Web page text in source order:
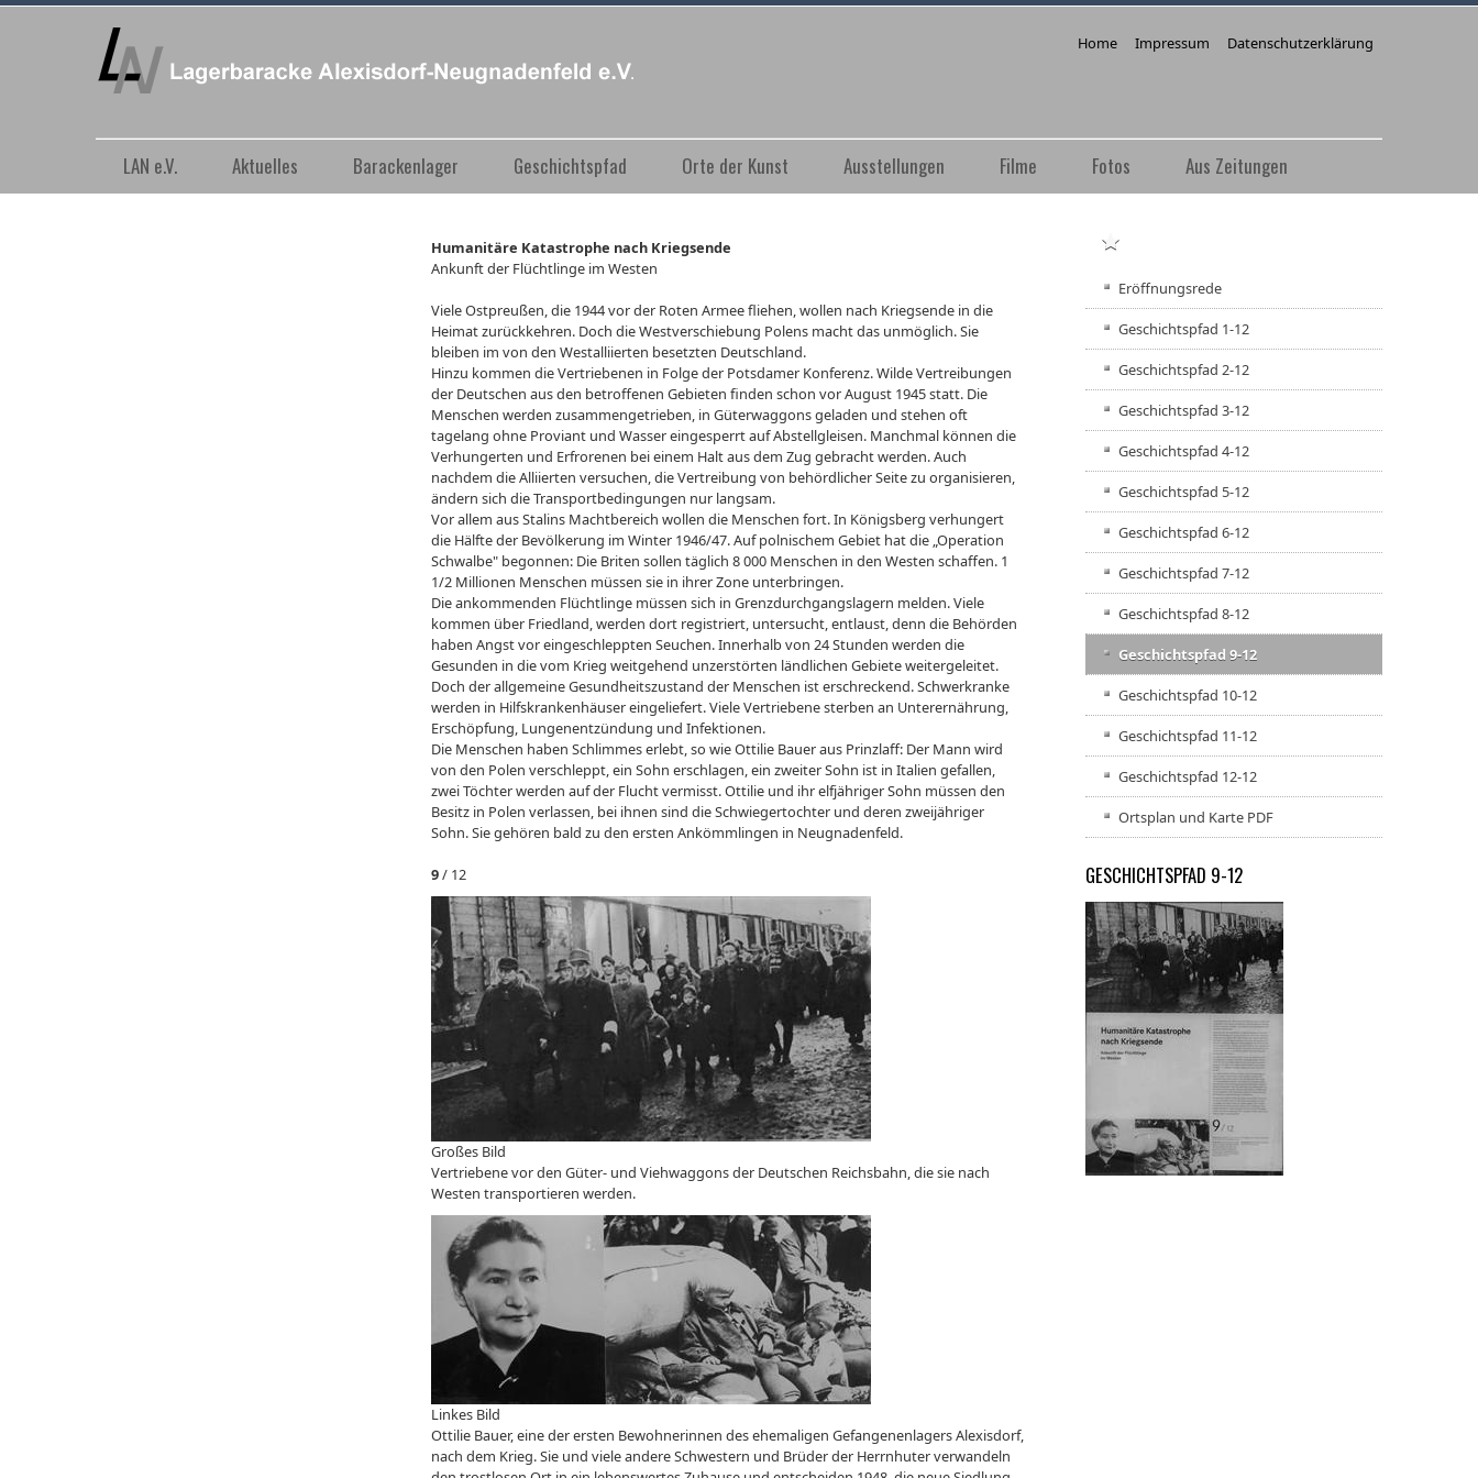
Home Impressum Datenschutzerklärung
LAN e.V. Aktuelles Barackenlager Geschichtspfad Orte der Kunst Ausstellungen Filme Fotos Aus Zeitungen
Humanitäre Katastrophe nach Kriegsende
Ankunft der Flüchtlinge im Westen
Viele Ostpreußen, die 1944 vor der Roten Armee fliehen, wollen nach Kriegsende in die
Heimat zurückkehren. Doch die Westverschiebung Polens macht das unmöglich. Sie
bleiben im von den Westalliierten besetzten Deutschland.
Hinzu kommen die Vertriebenen in Folge der Potsdamer Konferenz. Wilde Vertreibungen
der Deutschen aus den betroffenen Gebieten finden schon vor August 1945 statt. Die
Menschen werden zusammengetrieben, in Güterwaggons geladen und stehen oft
tagelang ohne Proviant und Wasser eingesperrt auf Abstellgleisen. Manchmal können die
Verhungerten und Erfrorenen bei einem Halt aus dem Zug gebracht werden. Auch
nachdem die Alliierten versuchen, die Vertreibung von behördlicher Seite zu organisieren,
ändern sich die Transportbedingungen nur langsam.
Vor allem aus Stalins Machtbereich wollen die Menschen fort. In Königsberg verhungert
die Hälfte der Bevölkerung im Winter 1946/47. Auf polnischem Gebiet hat die „Operation
Schwalbe" begonnen: Die Briten sollen täglich 8 000 Menschen in den Westen schaffen. 1
1/2 Millionen Menschen müssen sie in ihrer Zone unterbringen.
Die ankommenden Flüchtlinge müssen sich in Grenzdurchgangslagern melden. Viele
kommen über Friedland, werden dort registriert, untersucht, entlaust, denn die Behörden
haben Angst vor eingeschleppten Seuchen. Innerhalb von 24 Stunden werden die
Gesunden in die vom Krieg weitgehend unzerstörten ländlichen Gebiete weitergeleitet.
Doch der allgemeine Gesundheitszustand der Menschen ist erschreckend. Schwerkranke
werden in Hilfskrankenhäuser eingeliefert. Viele Vertriebene sterben an Unterernährung,
Erschöpfung, Lungenentzündung und Infektionen.
Die Menschen haben Schlimmes erlebt, so wie Ottilie Bauer aus Prinzlaff: Der Mann wird
von den Polen verschleppt, ein Sohn erschlagen, ein zweiter Sohn ist in Italien gefallen,
zwei Töchter werden auf der Flucht vermisst. Ottilie und ihr elfjähriger Sohn müssen den
Besitz in Polen verlassen, bei ihnen sind die Schwiegertochter und deren zweijähriger
Sohn. Sie gehören bald zu den ersten Ankömmlingen in Neugnadenfeld.
9/ 12
Großes Bild
Vertriebene vor den Güter- und Viehwaggons der Deutschen Reichsbahn, die sie nach
Westen transportieren werden.
Linkes Bild
Ottilie Bauer, eine der ersten Bewohnerinnen des ehemaligen Gefangenenlagers Alexisdorf,
nach dem Krieg. Sie und viele andere Schwestern und Brüder der Herrnhuter verwandeln
Eröffnungsrede
Geschichtspfad 1-12
Geschichtspfad 2-12
Geschichtspfad 3-12
Geschichtspfad 4-12
Geschichtspfad 5-12
Geschichtspfad 6-12
Geschichtspfad 7-12
Geschichtspfad 8-12
Geschichtspfad 9-12
Geschichtspfad 10-12
Geschichtspfad 11-12
Geschichtspfad 12-12
Ortsplan und Karte PDF
GESCHICHTSPFAD 9-12